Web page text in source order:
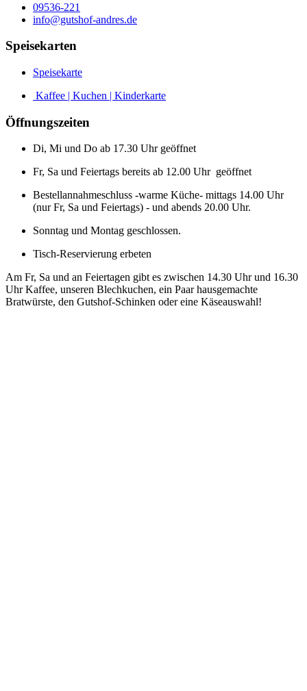
09536-221
info@gutshof-andres.de
Speisekarten
Speisekarte
Kaffee | Kuchen | Kinderkarte
Öffnungszeiten
Di, Mi und Do ab 17.30 Uhr geöffnet
Fr, Sa und Feiertags bereits ab 12.00 Uhr geöffnet
Bestellannahmeschluss -warme Küche- mittags 14.00 Uhr
(nur Fr, Sa und Feiertags) - und abends 20.00 Uhr.
Sonntag und Montag geschlossen.
Tisch-Reservierung erbeten
Am Fr, Sa und an Feiertagen gibt es zwischen 14.30 Uhr und 16.30
Uhr Kaffee, unseren Blechkuchen, ein Paar hausgemachte
Bratwürste, den Gutshof-Schinken oder eine Käseauswahl!